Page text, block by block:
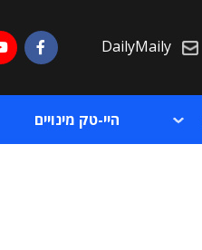
DailyMaily
היי-טק מינויים